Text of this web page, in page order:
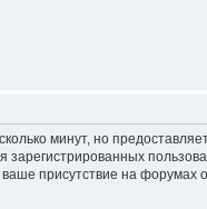
минут, но
присутствие на форумах